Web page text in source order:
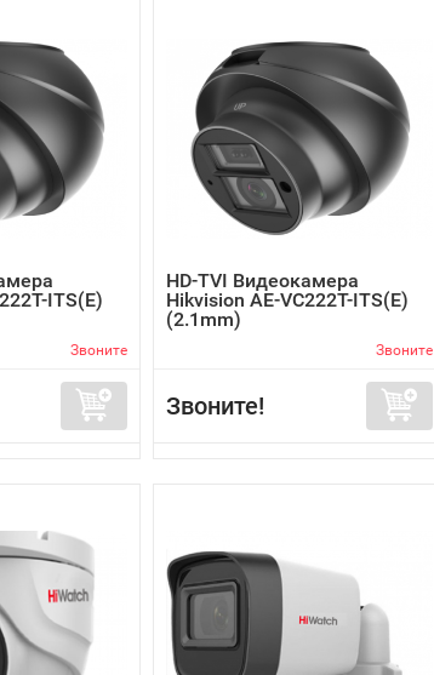
ITS(E)
Звоните
HD-TVI Видеокамера
Hikvision AE-VC222T-ITS(E)
(2.1mm)
Звоните
Звоните!